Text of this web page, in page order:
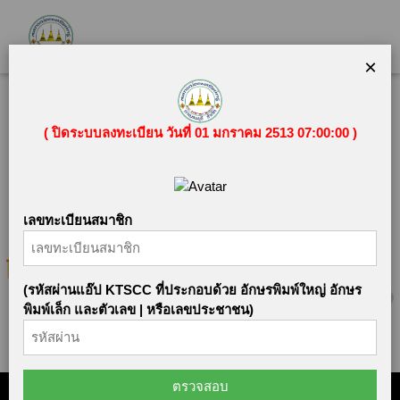
loan
×
( ปิดระบบลงทะเบียน วันที่ 01 มกราคม 2513 07:00:00 )
เลขทะเบียนสมาชิก
(รหัสผ่านแอ๊ป KTSCC ที่ประกอบด้วย อักษรพิมพ์ใหญ่ อักษร
พิมพ์เล็ก และตัวเลข | หรือเลขประชาชน)
ตรวจสอบ